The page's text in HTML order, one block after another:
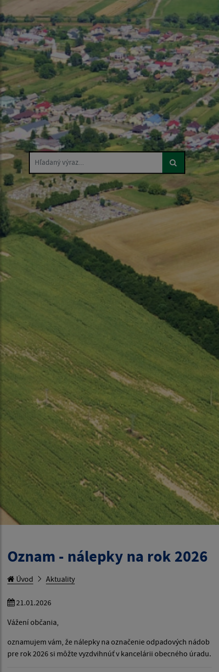
Hľadaný výraz...
Oznam - nálepky na rok 2026
Úvod Aktuality
21.01.2026
Vážení občania,
oznamujem vám, že nálepky na označenie odpadových nádob
pre rok 2026 si môžte vyzdvihnúť v kancelárii obecného úradu.